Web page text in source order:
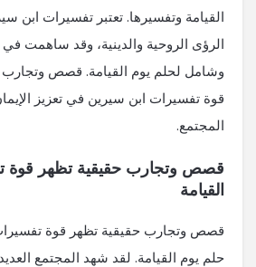
القيامة وتفسيرها. تعتبر تفسيرات ابن
الرؤى الروحية والدينية، وقد ساهمت
وشامل لحلم يوم القيامة. قصص وتجارب
قوة تفسيرات ابن سيرين في تعزيز
المجتمع.
قصص وتجارب حقيقية تظهر قوة
القيامة
قصص وتجارب حقيقية تظهر قوة
حلم يوم القيامة. لقد شهد المجتمع